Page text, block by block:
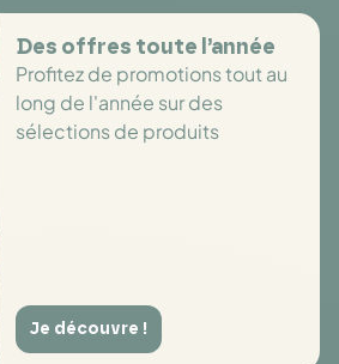
Des offres toute l’année
Profitez de promotions tout au
long de l'année sur des
sélections de produits
Je découvre !